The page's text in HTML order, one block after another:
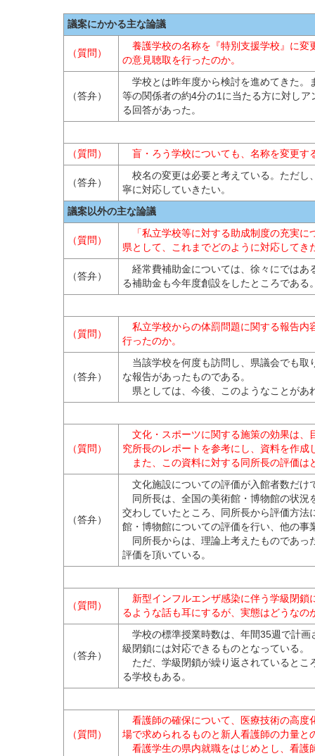
議案にかかる主な論議
（質問）
養護学校の名称を『特別支援学校』に変
の意見聴取を行ったのか。
（答弁）
学校とは昨年度から検討を進めてきた。
等の関係者の約4分の1に当たる方に対し
る回答があった。
（質問） 盲・ろう学校についても、名称を変更す
（答弁）
校名の変更は必要と考えている。ただし
寧に対応していきたい。
議案以外の主な論議
（質問）
「私立学校等に対する助成制度の充実に
県として、これまでどのように対応してき
（答弁）
経常費補助金については、徐々にではあ
る補助金も今年度創設をしたところである
（質問）
私立学校からの体罰問題に関する報告内
行ったのか。
（答弁）
当該学校を何度も訪問し、県議会でも取
な報告があったものである。
県としては、今後、このようなことが
（質問）
文化・スポーツに関する施策の効果は、
究所長のレポートを参考にし、資料を作
また、この資料に対する同所長の評価は
（答弁）
文化施設についての評価が入館者数だけ
同所長は、全国の美術館・博物館の状況
交わしていたところ、同所長から評価方
館・博物館についての評価を行い、他の事
同所長からは、理論上考えたものであっ
評価を頂いている。
（質問）
新型インフルエンザ感染に伴う学級閉鎖
るような話も耳にするが、実態はどうなの
（答弁）
学校の標準授業時数は、年間35週で計画
級閉鎖には対応できるものとなっている。
ただ、学級閉鎖が繰り返されているとこ
る学校もある。
（質問）
看護師の確保について、医療技術の高度
場で求められるものと新人看護師の力量
看護学生の県内就職をはじめとし、看護